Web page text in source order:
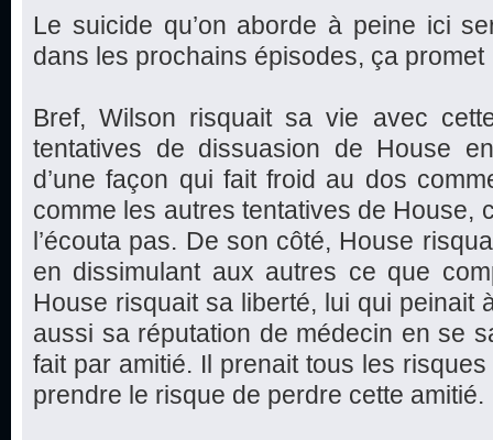
Le suicide qu’on aborde à peine ici
dans les prochains épisodes, ça promet
Bref, Wilson risquait sa vie avec
tentatives de dissuasion de House
d’une façon qui fait froid au dos
comme les autres tentatives de House,
l’écouta pas. De son côté, House
en dissimulant aux autres ce que
House risquait sa liberté, lui qui peinait
aussi sa réputation de médecin en se
fait par amitié. Il prenait tous les
prendre le risque de perdre cette amitié.